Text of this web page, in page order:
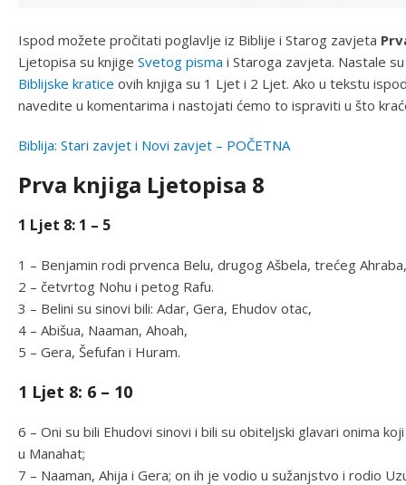
Ispod možete pročitati poglavlje iz Biblije i Starog zavjeta
Ljetopisa su knjige Svetog pisma i Staroga zavjeta. Nastale
Biblijske kratice ovih knjiga su 1 Ljet i 2 Ljet. Ako u tekstu
navedite u komentarima i nastojati ćemo to ispraviti u što
Biblija: Stari zavjet i Novi zavjet – POČETNA
Prva knjiga Ljetopisa 8
1 Ljet 8: 1 – 5
1 – Benjamin rodi prvenca Belu, drugog Ašbela, trećeg Ahraba,
2 – četvrtog Nohu i petog Rafu.
3 – Belini su sinovi bili: Adar, Gera, Ehudov otac,
4 – Abišua, Naaman, Ahoah,
5 – Gera, Šefufan i Huram.
1 Ljet 8: 6 – 10
6 – Oni su bili Ehudovi sinovi i bili su obiteljski glavari onima
u Manahat;
7 – Naaman, Ahija i Gera; on ih je vodio u sužanjstvo i rodio